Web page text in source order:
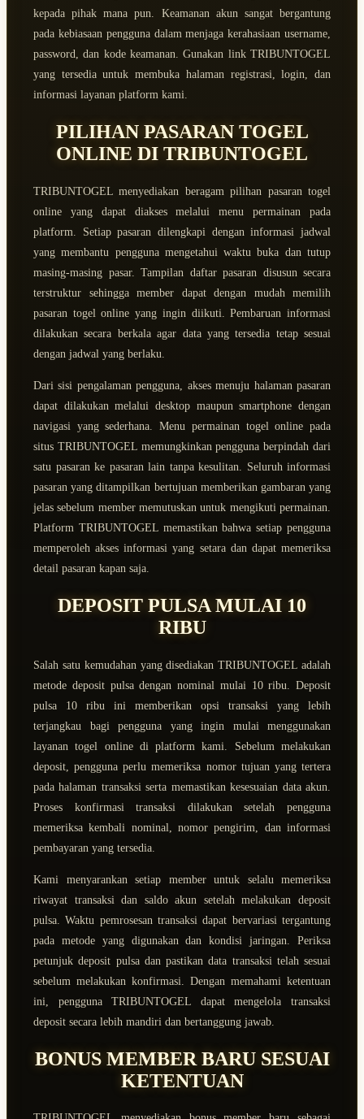
kepada pihak mana pun. Keamanan akun sangat bergantung
pada kebiasaan pengguna dalam menjaga kerahasiaan username,
password, dan kode keamanan. Gunakan link TRIBUNTOGEL
yang tersedia untuk membuka halaman registrasi, login, dan
informasi layanan platform kami.
PILIHAN PASARAN TOGEL
ONLINE DI TRIBUNTOGEL
TRIBUNTOGEL menyediakan beragam pilihan pasaran togel
online yang dapat diakses melalui menu permainan pada
platform. Setiap pasaran dilengkapi dengan informasi jadwal
yang membantu pengguna mengetahui waktu buka dan tutup
masing-masing pasar. Tampilan daftar pasaran disusun secara
terstruktur sehingga member dapat dengan mudah memilih
pasaran togel online yang ingin diikuti. Pembaruan informasi
dilakukan secara berkala agar data yang tersedia tetap sesuai
dengan jadwal yang berlaku.
Dari sisi pengalaman pengguna, akses menuju halaman pasaran
dapat dilakukan melalui desktop maupun smartphone dengan
navigasi yang sederhana. Menu permainan togel online pada
situs TRIBUNTOGEL memungkinkan pengguna berpindah dari
satu pasaran ke pasaran lain tanpa kesulitan. Seluruh informasi
pasaran yang ditampilkan bertujuan memberikan gambaran yang
jelas sebelum member memutuskan untuk mengikuti permainan.
Platform TRIBUNTOGEL memastikan bahwa setiap pengguna
memperoleh akses informasi yang setara dan dapat memeriksa
detail pasaran kapan saja.
DEPOSIT PULSA MULAI 10
RIBU
Salah satu kemudahan yang disediakan TRIBUNTOGEL adalah
metode deposit pulsa dengan nominal mulai 10 ribu. Deposit
pulsa 10 ribu ini memberikan opsi transaksi yang lebih
terjangkau bagi pengguna yang ingin mulai menggunakan
layanan togel online di platform kami. Sebelum melakukan
deposit, pengguna perlu memeriksa nomor tujuan yang tertera
pada halaman transaksi serta memastikan kesesuaian data akun.
Proses konfirmasi transaksi dilakukan setelah pengguna
memeriksa kembali nominal, nomor pengirim, dan informasi
pembayaran yang tersedia.
Kami menyarankan setiap member untuk selalu memeriksa
riwayat transaksi dan saldo akun setelah melakukan deposit
pulsa. Waktu pemrosesan transaksi dapat bervariasi tergantung
pada metode yang digunakan dan kondisi jaringan. Periksa
petunjuk deposit pulsa dan pastikan data transaksi telah sesuai
sebelum melakukan konfirmasi. Dengan memahami ketentuan
ini, pengguna TRIBUNTOGEL dapat mengelola transaksi
deposit secara lebih mandiri dan bertanggung jawab.
BONUS MEMBER BARU SESUAI
KETENTUAN